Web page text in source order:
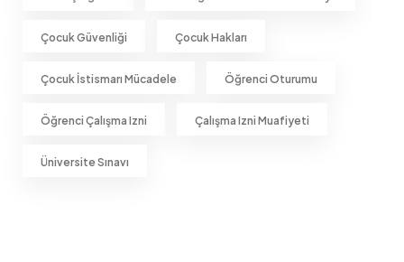
Çocuk Güvenliği Çocuk Hakları
Çocuk İstismarı Mücadele Öğrenci Oturumu
Öğrenci Çalışma Izni Çalışma Izni Muafiyeti
Üniversite Sınavı